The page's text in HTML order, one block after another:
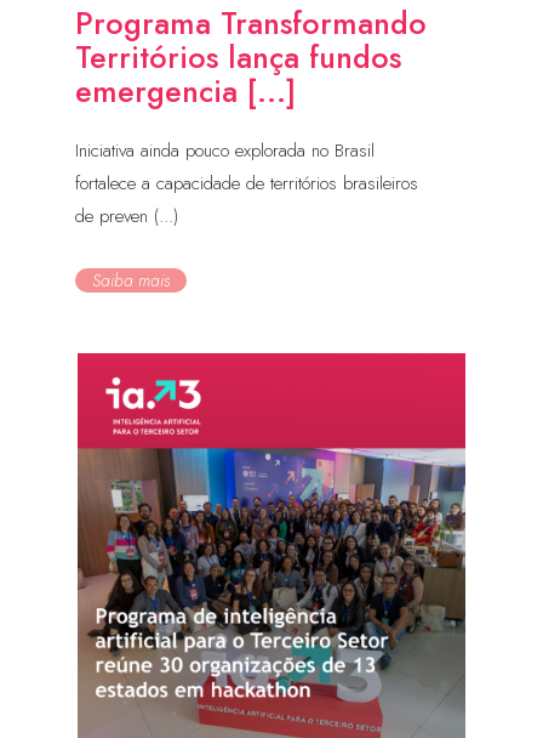
Programa Transformando
Territórios lança fundos
emergencia [...]
Iniciativa ainda pouco explorada no Brasil
fortalece a capacidade de territórios brasileiros
de preven (...)
Saiba mais